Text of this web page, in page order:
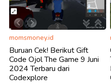
momsmoney.id
Buruan Cek! Berikut Gift
Code Ojol The Game 9 Juni
2024 Terbaru dari
Codexplore